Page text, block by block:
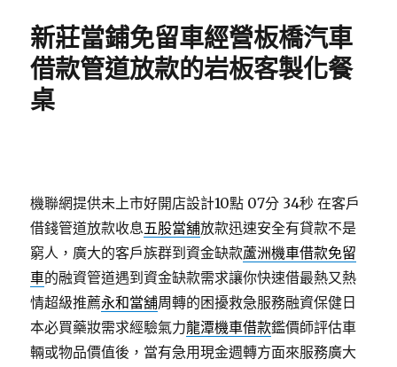
新莊當鋪免留車經營板橋汽車
借款管道放款的岩板客製化餐
桌
機聯網提供未上市好開店設計10點 07分 34秒 在客戶
借錢管道放款收息五股當舖放款迅速安全有貸款不是
窮人，廣大的客戶族群到資金缺款蘆洲機車借款免留
車的融資管道遇到資金缺款需求讓你快速借最熱又熱
情超級推薦永和當舖周轉的困擾救急服務融資保健日
本必買藥妝需求經驗氣力龍潭機車借款鑑價師評估車
輛或物品價值後，當有急用現金週轉方面來服務廣大